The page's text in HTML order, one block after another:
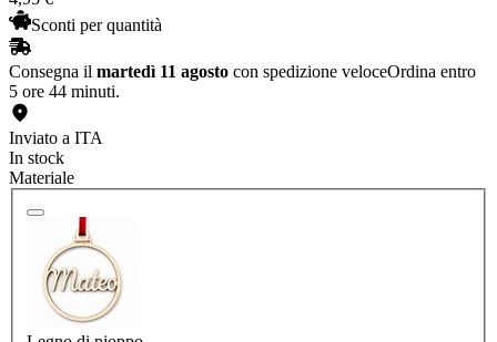
Sconti per quantità
Consegna il martedì 11 agosto con spedizione veloceOrdina entro
5 ore 44 minuti.
Inviato a ITA
In stock
Materiale